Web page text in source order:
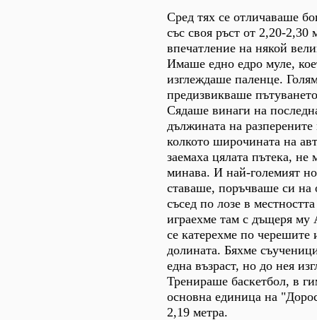
Сред тях се отличаваше
със своя ръст от 2,20-2,30
впечатление на някой
Имаше едно едро муле,
изглеждаше паленце.
предизвикваше
Сядаше винаги на
дължината на
колкото широчината на
заемаха цялата пътека,
минава. И най-големият
ставаше, поръчваше си
съсед по лозе в
играехме там с дъщеря
се катерехме по черешите
долината. Бяхме
една възраст, но до нея
Тренираше баскетбол, в
основна единица на
2,19 метра.